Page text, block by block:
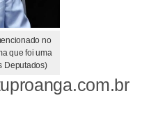
no
que foi uma
Deputados)